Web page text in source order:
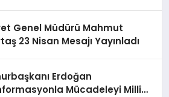
Genel Müdürü Mahmut
23 Nisan Mesajı Yayınladı
Erdoğan
Mücadeleyi Millî